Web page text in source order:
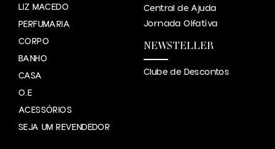
LIZ MACEDO
PERFUMARIA
CORPO
BANHO
CASA
O.E
ACESSÓRIOS
SEJA UM REVENDEDOR
Central de Ajuda
Jornada Olfatíva
NEWSTELLER
Clube de Descontos